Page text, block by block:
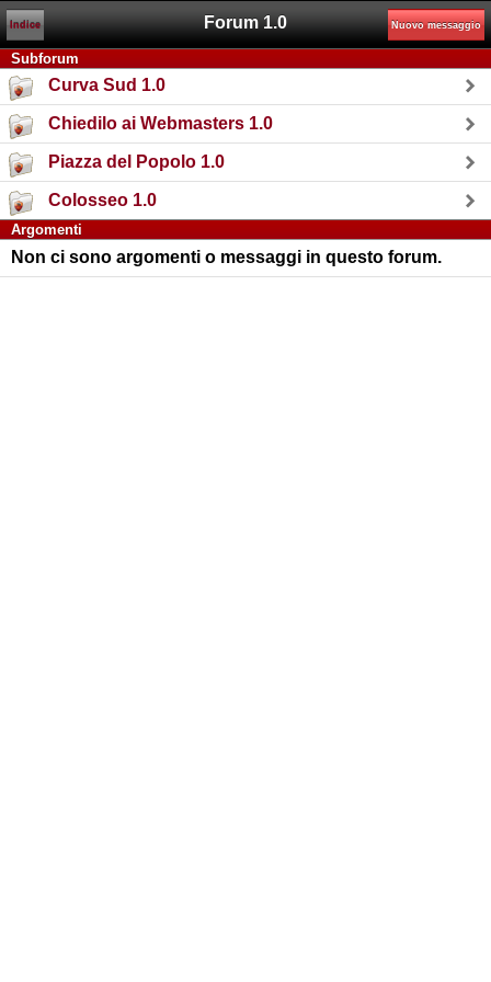
Forum 1.0
Indice Nuovo messaggio
Subforum
Curva Sud 1.0
Chiedilo ai Webmasters 1.0
Piazza del Popolo 1.0
Colosseo 1.0
Argomenti
Non ci sono argomenti o messaggi in questo forum.